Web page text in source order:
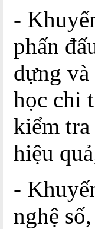
-
phấn
dựng
học chi
kiểm
hiệu
-
nghệ